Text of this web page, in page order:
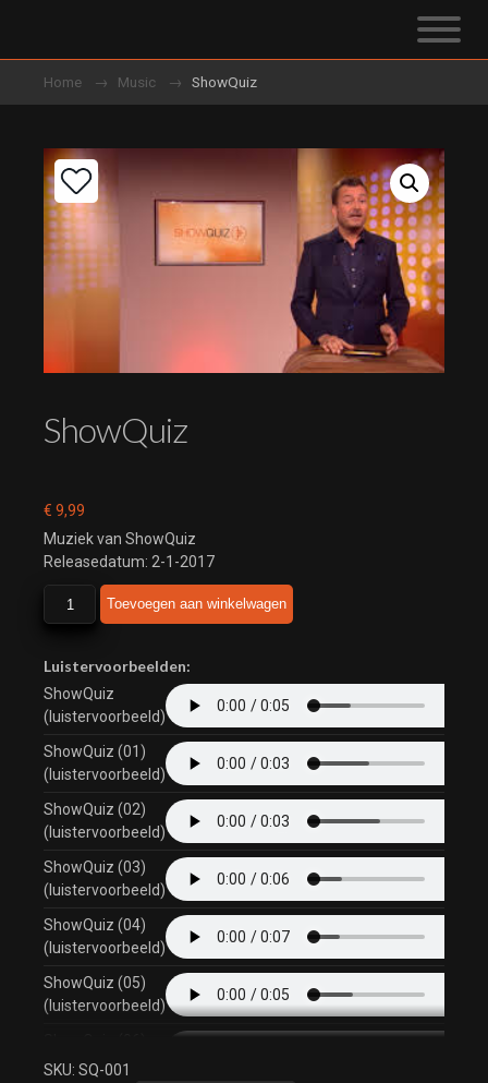
Home Music ShowQuiz
ShowQuiz
€ 9,99
Muziek van ShowQuiz
Releasedatum: 2-1-2017
ShowQuiz
aantal
Toevoegen aan winkelwagen
Luistervoorbeelden:
ShowQuiz
(luistervoorbeeld)
ShowQuiz (01)
(luistervoorbeeld)
ShowQuiz (02)
(luistervoorbeeld)
ShowQuiz (03)
(luistervoorbeeld)
ShowQuiz (04)
(luistervoorbeeld)
ShowQuiz (05)
(luistervoorbeeld)
(luistervoorbeeld)
SKU: SQ-001